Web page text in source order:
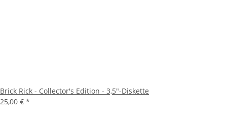
Brick Rick - Collector's Edition - 3,5"-Diskette
25,00 € *